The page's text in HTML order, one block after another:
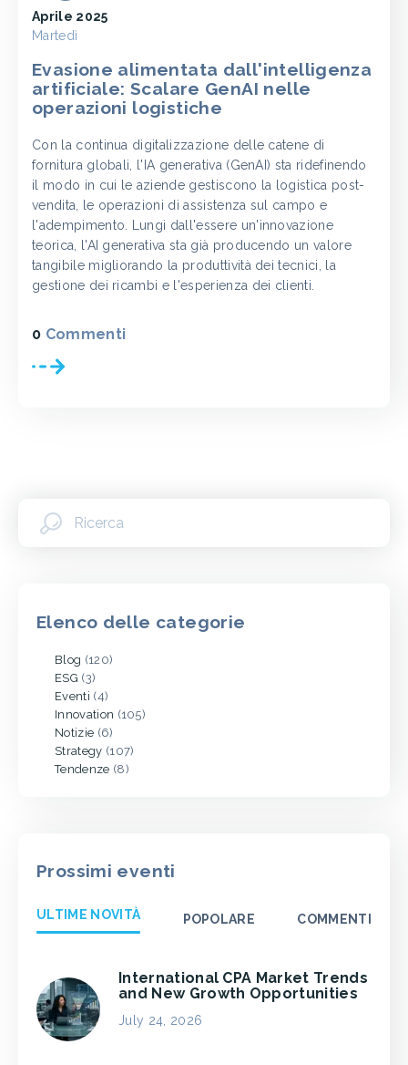
Aprile 2025
Martedì
Evasione alimentata dall'intelligenza
artificiale: Scalare GenAI nelle
operazioni logistiche
Con la continua digitalizzazione delle catene di
fornitura globali, l'IA generativa (GenAI) sta ridefinendo
il modo in cui le aziende gestiscono la logistica post-
vendita, le operazioni di assistenza sul campo e
l'adempimento. Lungi dall'essere un'innovazione
teorica, l'AI generativa sta già producendo un valore
tangibile migliorando la produttività dei tecnici, la
gestione dei ricambi e l'esperienza dei clienti.
0 Commenti
Elenco delle categorie
Blog (120)
ESG (3)
Eventi (4)
Innovation (105)
Notizie (6)
Strategy (107)
Tendenze (8)
Prossimi eventi
ULTIME NOVITÀ POPOLARE COMMENTI
International CPA Market Trends
and New Growth Opportunities
July 24, 2026